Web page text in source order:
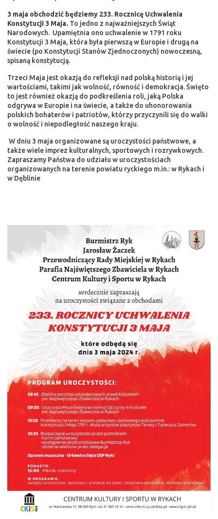
3 maja obchodzić będziemy 233. Rocznicę Uchwalenia
Konstytucji 3 Maja. To jedno z najważniejszych Świąt
Narodowych. Upamiętnia ono uchwalenie w 1791 roku
Konstytucji 3 Maja, która była pierwszą w Europie i drugą na
świecie (po Konstytucji Stanów Zjednoczonych) nowoczesną,
spisaną konstytucją.
Trzeci Maja jest okazją do refleksji nad polską historią i jej
wartościami, takimi jak wolność, równość i demokracja. Święto
to jest również okazją do podkreślenia roli, jaką Polska
odgrywa w Europie i na świecie, a także do uhonorowania
polskich bohaterów i patriotów, którzy przyczynili się do walki
o wolność i niepodległość naszego kraju.
W dniu 3 maja organizowane są uroczystości państwowe, a
także wiele imprez kulturalnych, sportowych i rozrywkowych.
Zapraszamy Państwa do udziału w uroczystościach
organizowanych na terenie powiatu ryckiego m.in.: w Rykach i
w Dęblinie